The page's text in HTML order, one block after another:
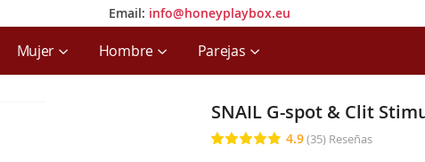
Email: info@honeyplaybox.eu
Mujer Hombre Parejas
SNAIL G-spot & Clit
Clasificación: 4.9(35) Reseñas